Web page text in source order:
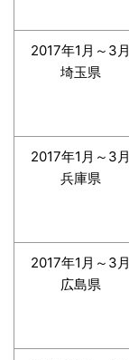
2017年1月～3月
埼玉県
2017年1月～3月
兵庫県
2017年1月～3月
広島県